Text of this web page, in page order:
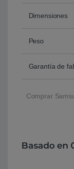
Dimensiones
Peso
Garantía de
Comprar
Basado en